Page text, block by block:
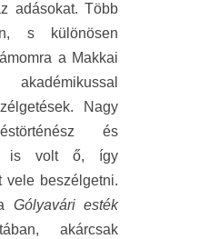
adásokat. Több
s különösen
a Makkai
Nagy
és
is volt ő, így
vele beszélgetni.
Gólyavári esték
akárcsak